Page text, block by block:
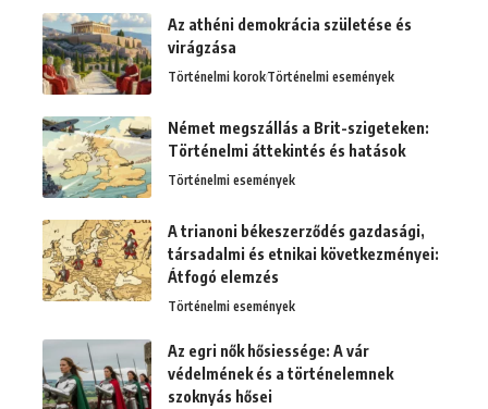
Az athéni demokrácia születése és
virágzása
Történelmi korokTörténelmi események
Német megszállás a Brit-szigeteken:
Történelmi áttekintés és hatások
Történelmi események
A trianoni békeszerződés gazdasági,
társadalmi és etnikai következményei:
Átfogó elemzés
Történelmi események
Az egri nők hősiessége: A vár
védelmének és a történelemnek
szoknyás hősei